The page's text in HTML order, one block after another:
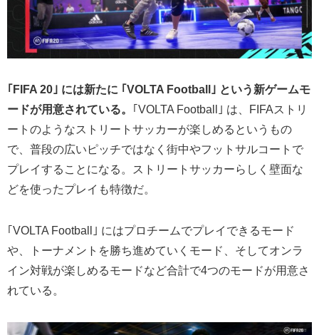
｢FIFA 20｣ には新たに ｢VOLTA Football｣ という新ゲームモ
ードが用意されている。
｢VOLTA Football｣ は、FIFAストリ
ートのようなストリートサッカーが楽しめるというもの
で、普段の広いピッチではなく街中やフットサルコートで
プレイすることになる。ストリートサッカーらしく壁面な
どを使ったプレイも特徴だ。
｢VOLTA Football｣ にはプロチームでプレイできるモード
や、トーナメントを勝ち進めていくモード、そしてオンラ
イン対戦が楽しめるモードなど合計で4つのモードが用意さ
れている。